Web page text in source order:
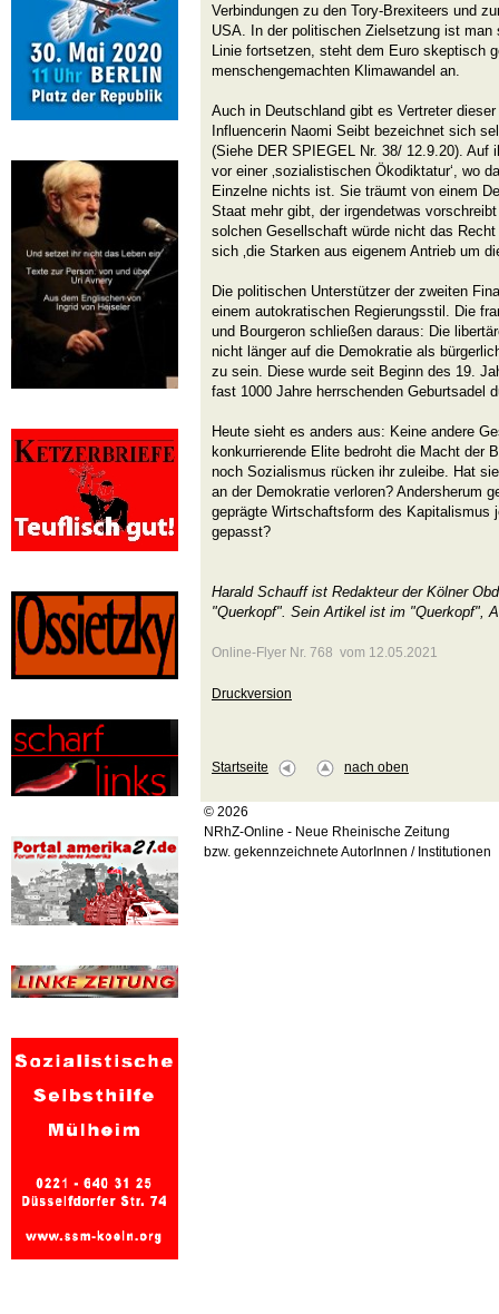
Verbindungen zu den Tory-Brexiteers und
USA. In der politischen Zielsetzung ist
Linie fortsetzen, steht dem Euro skeptisch
menschengemachten Klimawandel an.
Auch in Deutschland gibt es Vertreter
Influencerin Naomi Seibt bezeichnet sich
(Siehe DER SPIEGEL Nr. 38/ 12.9.20). Auf
vor einer ‚sozialistischen Ökodiktatur‘, wo
Einzelne nichts ist. Sie träumt von einem
Staat mehr gibt, der irgendetwas
solchen Gesellschaft würde nicht das
sich ‚die Starken aus eigenem Antrieb um
Die politischen Unterstützer der zweiten
einem autokratischen Regierungsstil. Die
und Bourgeron schließen daraus: Die
nicht länger auf die Demokratie als
zu sein. Diese wurde seit Beginn des 19.
fast 1000 Jahre herrschenden Geburtsadel
Heute sieht es anders aus: Keine andere
konkurrierende Elite bedroht die Macht der
noch Sozialismus rücken ihr zuleibe. Hat
an der Demokratie verloren? Andersherum
geprägte Wirtschaftsform des Kapitalismus
gepasst?
Harald Schauff ist Redakteur der Kölner
"Querkopf". Sein Artikel ist im "Querkopf",
Online-Flyer Nr. 768 vom 12.05.2021
Druckversion
Startseite nach oben
© 2026
NRhZ-Online - Neue Rheinische Zeitung
bzw. gekennzeichnete AutorInnen / Institutionen